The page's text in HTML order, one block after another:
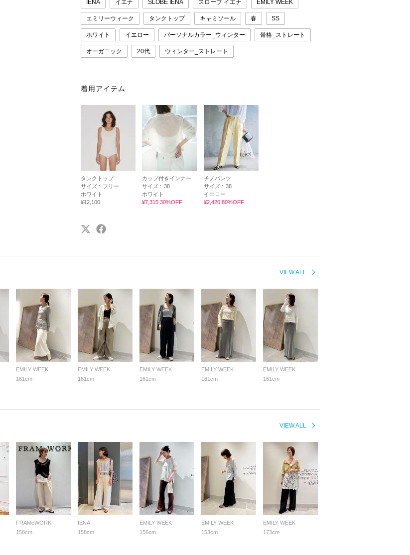
IENA イエナ SLOBE IENA スローブ イエナ EMILY WEEK
エミリーウィーク タンクトップ キャミソール 春 SS
ホワイト イエロー パーソナルカラー_ウィンター 骨格_ストレート
オーガニック 20代 ウィンター_ストレート
着用アイテム
タンクトップ
サイズ : フリー
ホワイト
¥12,100
カップ付きインナー
サイズ : 38
ホワイト
¥7,315 30%OFF
チノパンツ
サイズ : 38
イエロー
¥2,420 80%OFF
VIEW ALL
EMILY WEEK
161cm
EMILY WEEK
161cm
EMILY WEEK
161cm
EMILY WEEK
161cm
EMILY WEEK
161cm
VIEW ALL
FRAMeWORK
158cm
IENA
158cm
EMILY WEEK
156cm
EMILY WEEK
153cm
EMILY WEEK
173cm